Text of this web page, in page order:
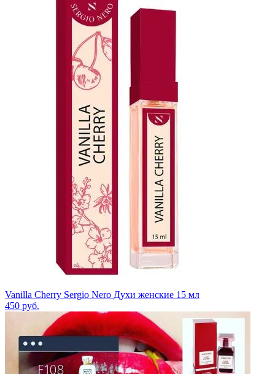
Vanilla Cherry Sergio Nero Духи женские 15 мл
450 руб.